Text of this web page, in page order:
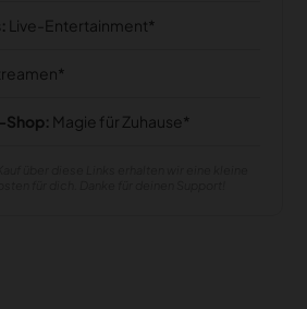
Live-Entertainment
Shop: Magie für Zuhause